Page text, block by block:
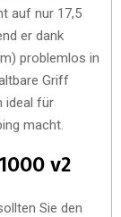
auf nur 17,5
er dank
problemlos in
Griff
ideal für
macht.
v2
Sie den